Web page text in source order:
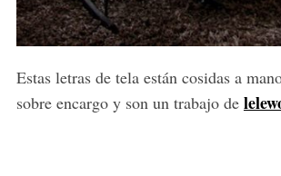
Estas letras de tela están cosidas a
sobre encargo y son un trabajo de